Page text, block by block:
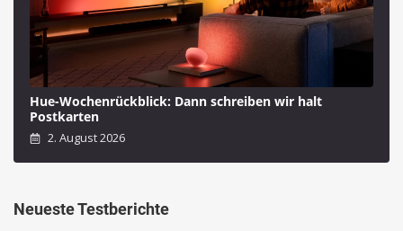
Hue-Wochenrückblick: Dann schreiben wir halt
Postkarten
2. August 2026
Neueste Testberichte